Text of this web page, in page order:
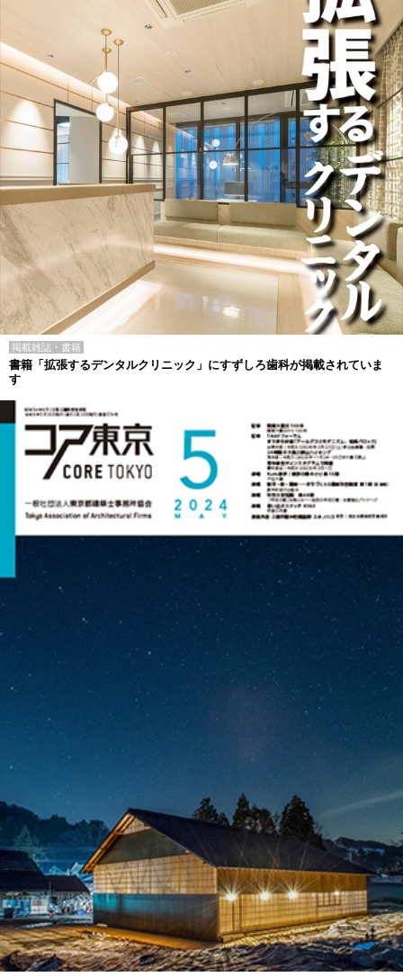
掲載雑誌・書籍
書籍「拡張するデンタルクリニック」にすずしろ歯科が掲載されていま
す